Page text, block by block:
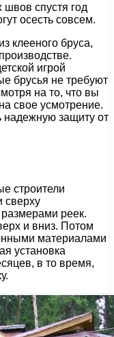
швов спустя год
осесть совсем.
клееного бруса,
игрой
брусья не требуют
на то, что вы
свое усмотрение.
защиту от
строители
сверху
реек.
и вниз. Потом
материалами
установка
в то время,